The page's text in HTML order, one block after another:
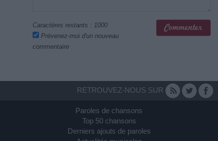
Caractères restants : 1000
Prévenez-moi d'un nouveau
commentaire
RETROUVEZ-NOUS SUR
Paroles de chansons
Top 50 chansons
Derniers ajouts de paroles